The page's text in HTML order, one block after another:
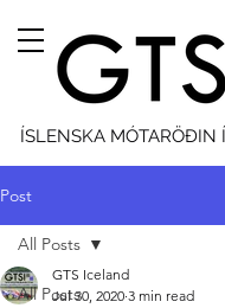
ÍSLENSKA MÓTARÖÐIN
Post
All Posts
All Posts
GTS Iceland
Jul 30, 2020 3 min read